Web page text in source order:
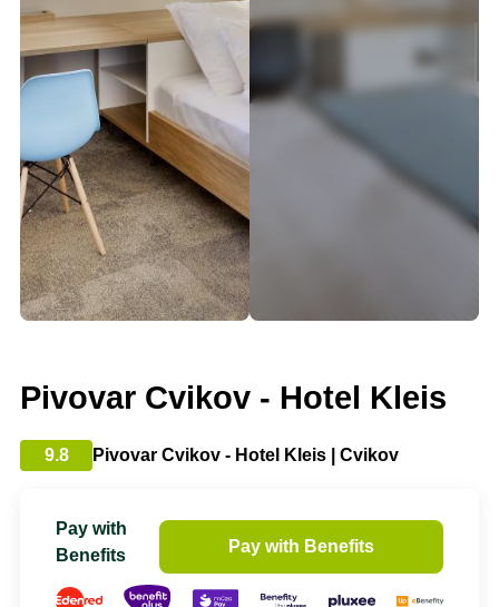
Pivovar Cvikov - Hotel Kleis
9.8 Pivovar Cvikov - Hotel Kleis | Cvikov
Pay with
Benefits
Pay with Benefits